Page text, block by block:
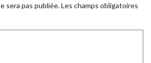
sera pas publiée.Les champs obligatoires